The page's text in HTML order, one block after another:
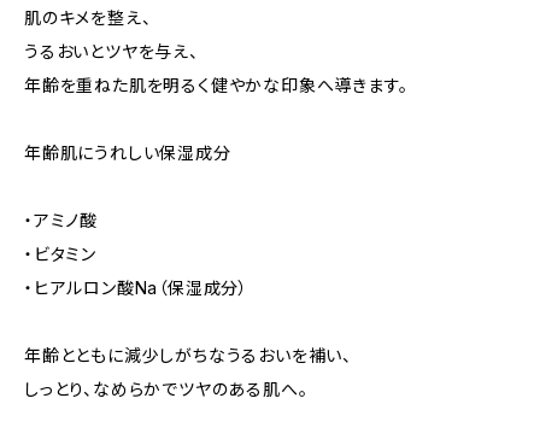
肌のキメを整え、
うるおいとツヤを与え、
年齢を重ねた肌を明るく健やかな印象へ導きます。
年齢肌にうれしい保湿成分
・アミノ酸
・ビタミン
・ヒアルロン酸Na（保湿成分）
年齢とともに減少しがちなうるおいを補い、
しっとり、なめらかでツヤのある肌へ。